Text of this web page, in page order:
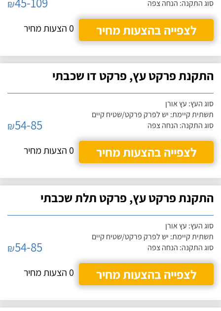
סוג התקנה: הנחה צפה
₪
לצפייה בהצעות מחיר
0 הצעות מחיר
התקנת פרקט עץ, פרקט דו שכבתי
סוג העץ: עץ אורן
תשתית קיימת: יש לפרק פרקט/שטיח קיים
סוג התקנה: הנחה צפה
₪54-85
לצפייה בהצעות מחיר
0 הצעות מחיר
התקנת פרקט עץ, פרקט תלת שכבתי
סוג העץ: עץ אורן
תשתית קיימת: יש לפרק פרקט/שטיח קיים
סוג התקנה: הנחה צפה
₪54-85
לצפייה בהצעות מחיר
0 הצעות מחיר